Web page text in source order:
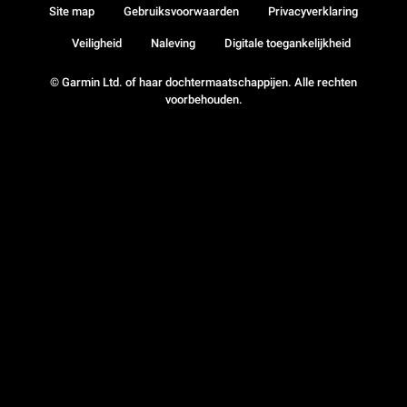
© Garmin Ltd. of haar dochtermaatschappijen. Alle rechten
voorbehouden.
Site map Gebruiksvoorwaarden Privacyverklaring
Veiligheid Naleving Digitale toegankelijkheid